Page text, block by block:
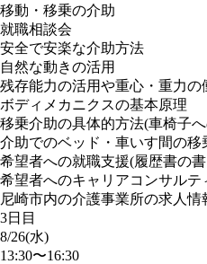
移動・移乗の介助
就職相談会
安全で安楽な介助方法
自然な動きの活用
残存能力の活用や重心・重力の
ボディメカニクスの基本原理
移乗介助の具体的方法(車椅子
介助でのベッド・車いす間の移
希望者への就職支援(履歴書の
希望者へのキャリアコンサルテ
尼崎市内の介護事業所の求人情
3日目
8/26(水)
13:30〜16:30